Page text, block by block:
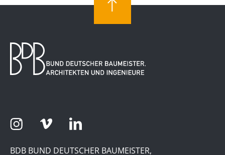
BDB BUND DEUTSCHER BAUMEISTER,